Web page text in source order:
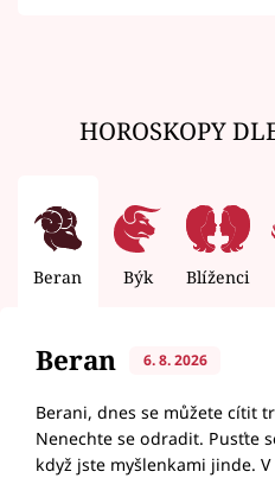
HOROSKOPY
Beran Býk Blíženci
Beran 6. 8. 2026
Berani, dnes se můžete cítit
Nenechte se odradit. Pusťte
když jste myšlenkami jinde.